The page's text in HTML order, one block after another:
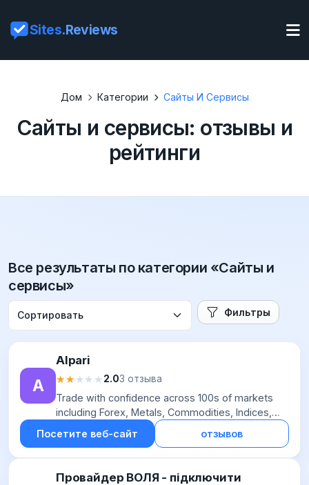
Sites.Reviews
Дом Категории Сайты И Сервисы
Сайты и сервисы: отзывы и
рейтинги
Все результаты по категории «Сайты и
сервисы»
Фильтры
A
Alpari
★★★★★
★★★★★2.03 отзыва
Trade with confidence across 100s of markets
including Forex, Metals, Commodities, Indices,
Crypto, & Stocks. Secure platform, spreads from
zero, and 24/5 support.
Посетите веб-сайт отзывов
Провайдер ВОЛЯ - підключити